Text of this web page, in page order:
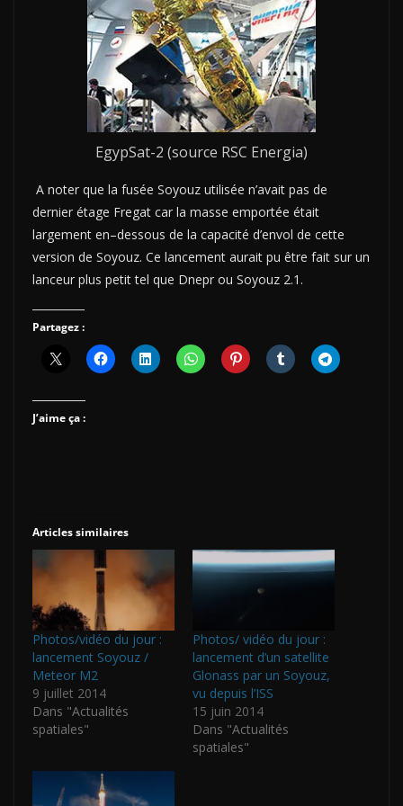
EgypSat-2 (source RSC Energia)
A noter que la fusée Soyouz utilisée n’avait pas de
dernier étage Fregat car la masse emportée était
largement en–dessous de la capacité d’envol de cette
version de Soyouz. Ce lancement aurait pu être fait sur un
lanceur plus petit tel que Dnepr ou Soyouz 2.1.
Partagez :
J’aime ça :
Articles similaires
Photos/vidéo du jour :
lancement Soyouz /
Meteor M2
9 juillet 2014
Dans "Actualités
spatiales"
Photos/ vidéo du jour :
lancement d’un satellite
Glonass par un Soyouz,
vu depuis l’ISS
15 juin 2014
Dans "Actualités
spatiales"